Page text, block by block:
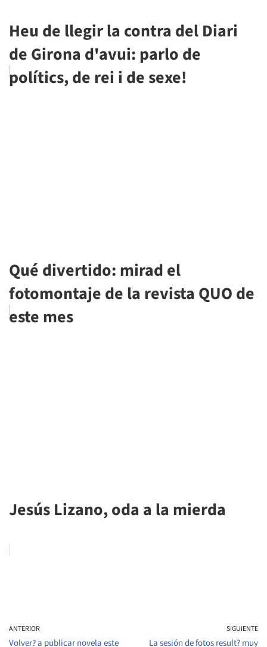
Heu de llegir la contra del Diari
de Girona d'avui: parlo de
polítics, de rei i de sexe!
Qué divertido: mirad el
fotomontaje de la revista QUO de
este mes
Jesús Lizano, oda a la mierda
ANTERIOR
Volver? a publicar novela este
SIGUIENTE
La sesión de fotos result? muy